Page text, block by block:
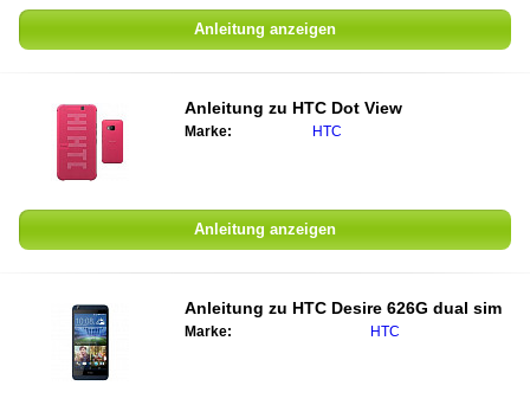
Anleitung anzeigen
Anleitung zu HTC Dot View
Marke: HTC
Anleitung anzeigen
Anleitung zu HTC Desire 626G dual sim
Marke: HTC